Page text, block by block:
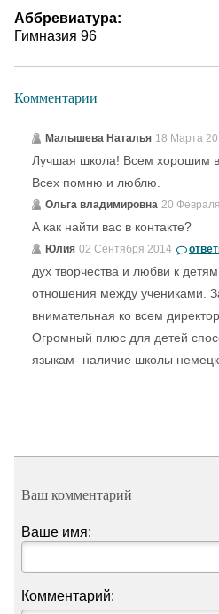
Аббревиатура:
Гимназия 96
Комментарии
Малышева Наталья 18 Марта
Лучшая школа! Всем хорошим
Всех помню и люблю.
Ольга владимировна 20
А как найти вас в контакте?
Юлия 02 Сентября 2014
дух творчества и любви к
отношения между учениками.
внимательная ко всем
Огромный плюс для детей
языкам- наличие школы
Ваш комментарий
Ваше имя:
Комментарий: